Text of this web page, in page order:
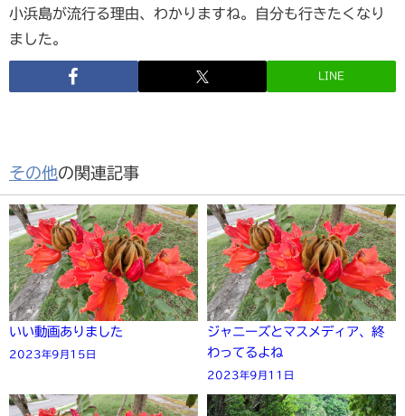
小浜島が流行る理由、わかりますね。自分も行きたくなり
ました。
LINE
その他の関連記事
いい動画ありました
2023年9月15日
ジャニーズとマスメディア、終
わってるよね
2023年9月11日